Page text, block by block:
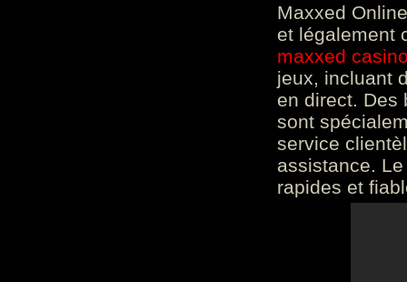
Maxxed
et légalement
maxxed
jeux, incluant
en direct. Des
sont
service
assistance.
rapides et